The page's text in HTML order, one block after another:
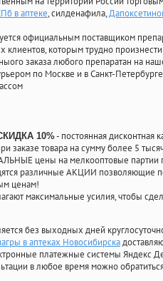
в аптеке, силденафила,
официальным поставщиком
которым трудно
заказа любого препаратан на
по Москве и в Санкт-
10%- постоянная дисконтная
заказе товара на сумму более 5
цены на мелкооптовые партии
различные АКЦИИ позволяющие
ценам!
максимальные усилия, чтобы
без выходных дней
в аптеках Новосибирска
платежные системы Яндекс
в любое время можно